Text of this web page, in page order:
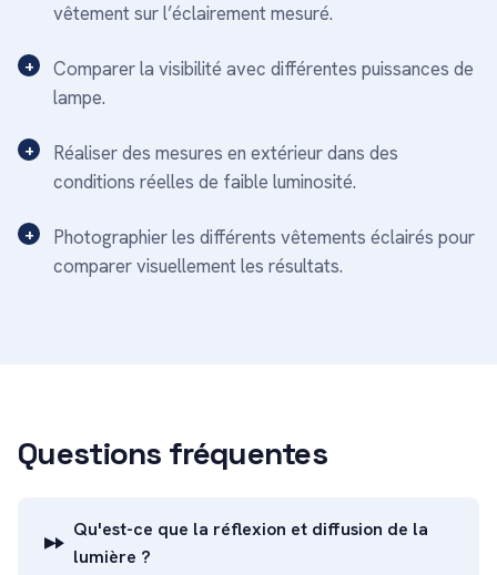
vêtement sur l’éclairement mesuré.
Comparer la visibilité avec différentes puissances de
lampe.
Réaliser des mesures en extérieur dans des
conditions réelles de faible luminosité.
Photographier les différents vêtements éclairés pour
comparer visuellement les résultats.
Questions fréquentes
Qu'est-ce que la réflexion et diffusion de la
lumière ?